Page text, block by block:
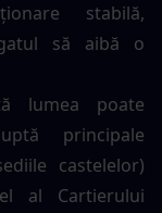
stabilă,
să aibă o
lumea poate
principale
castelelor)
al Cartierului